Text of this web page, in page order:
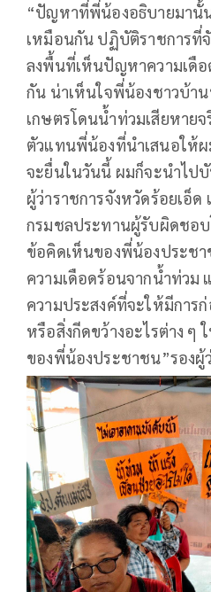
“ปัญหาที่พี่น้องอธิบายมานั้
เหมือนกัน ปฏิบัติราชการที่
ลงพื้นที่เห็นปัญหาความเดื
กัน น่าเห็นใจพี่น้องชาวบ้า
เกษตรโดนน้ำท่วมเสียหาย
ตัวแทนพี่น้องที่นำเสนอให้ผ
จะยื่นในวันนี้ ผมก็จะนำไป
ผู้ว่าราชการจังหวัดร้อยเอ็ด
กรมชลประทานผู้รับผิดชอบ
ข้อคิดเห็นของพี่น้องประช
ความเดือดร้อนจากน้ำท่วม
ความประสงค์ที่จะให้มีการ
หรือสิ่งกีดขว้างอะไรต่าง ๆ
ของพี่น้องประชาชน”รองผู้